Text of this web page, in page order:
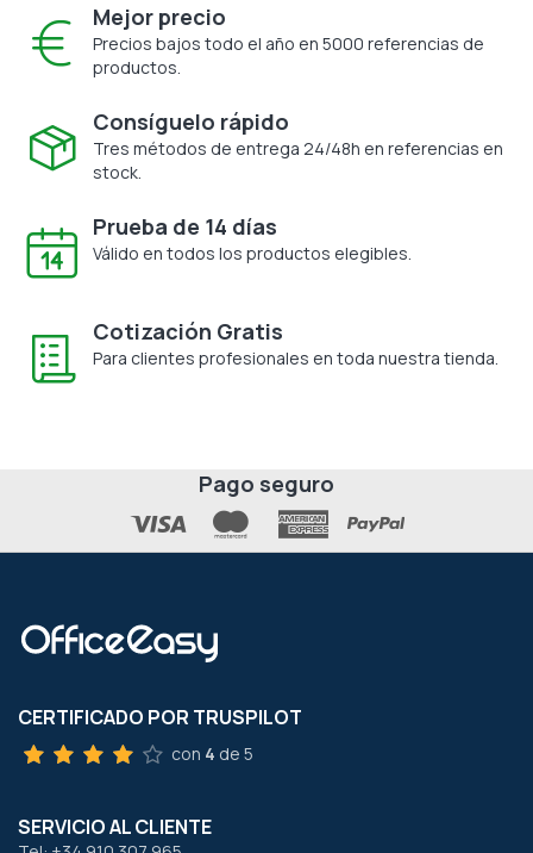
Mejor precio
Precios bajos todo el año en 5000 referencias de
productos.
Consíguelo rápido
Tres métodos de entrega 24/48h en referencias en
stock.
Prueba de 14 días
Válido en todos los productos elegibles.
Cotización Gratis
Para clientes profesionales en toda nuestra tienda.
Pago seguro
CERTIFICADO POR TRUSPILOT
con 4 de 5
SERVICIO AL CLIENTE